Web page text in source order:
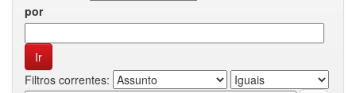
por
Filtros correntes: